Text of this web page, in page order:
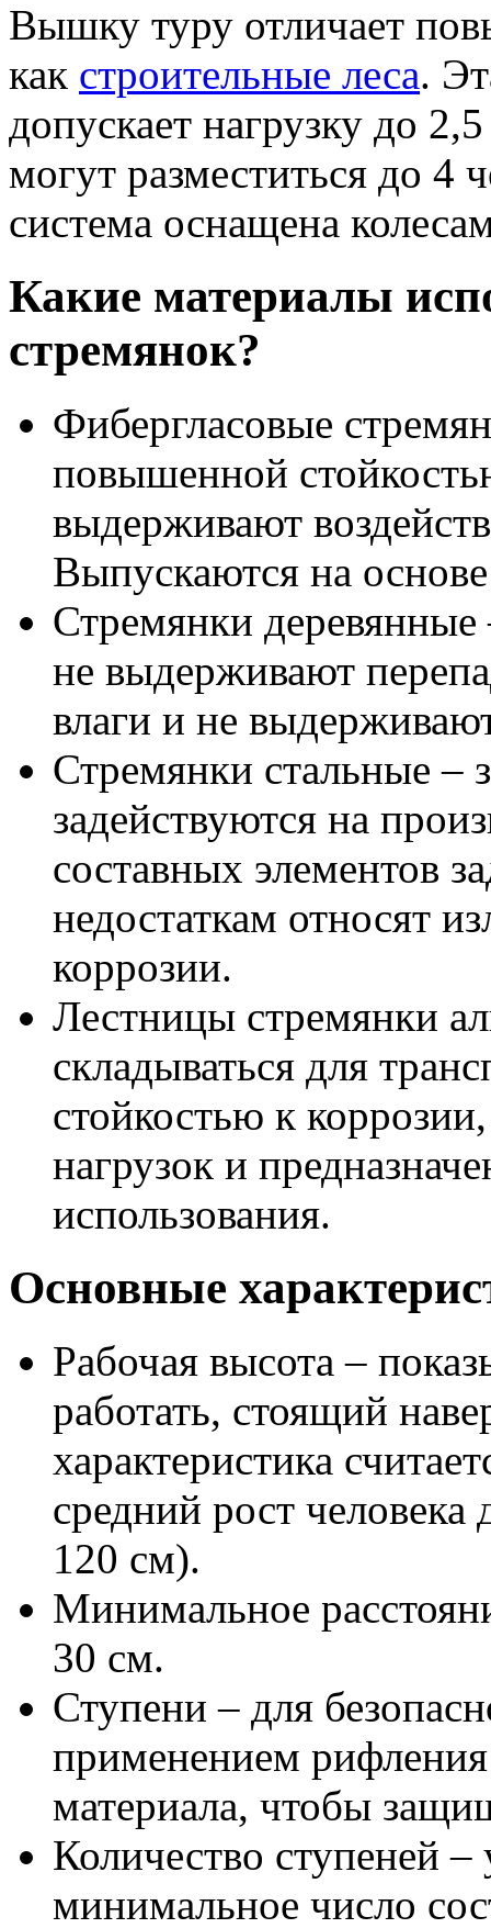
Вышку туру отличает
как строительные леса.
допускает нагрузку до
могут разместиться до 4
система оснащена
Какие материалы
стремянок?
Фибергласовые
повышенной
выдерживают
Выпускаются на основе
Стремянки
не выдерживают
влаги и не
Стремянки стальные –
задействуются на
составных элементов
недостаткам относят
коррозии.
Лестницы стремянки
складываться для
стойкостью к
нагрузок и
использования.
Основные
Рабочая высота –
работать, стоящий
характеристика
средний рост
120 см).
Минимальное
30 см.
Ступени – для
применением
материала, чтобы
Количество ступеней
минимальное число